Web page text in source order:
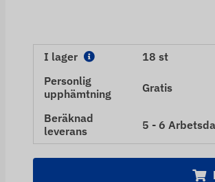
I lager
18 st
Personlig
upphämtning
Gratis
Beräknad
leverans
5 - 6